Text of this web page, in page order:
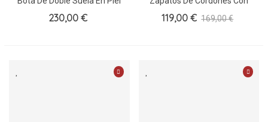
Napa.
230,00 €
Vira Amarilla
119,00 € 169,00 €